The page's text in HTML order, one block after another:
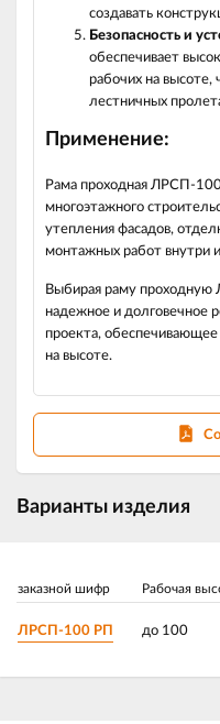
создавать
Безопасность и
обеспечивает
рабочих на высоте,
лестничных
Применение:
Рама проходная ЛРСП-
многоэтажного
утепления фасадов,
монтажных работ внутри
Выбирая раму
надежное и долговечное
проекта,
на высоте.
Варианты изделия
заказной шифр Рабочая
ЛРСП-100 РП до 100